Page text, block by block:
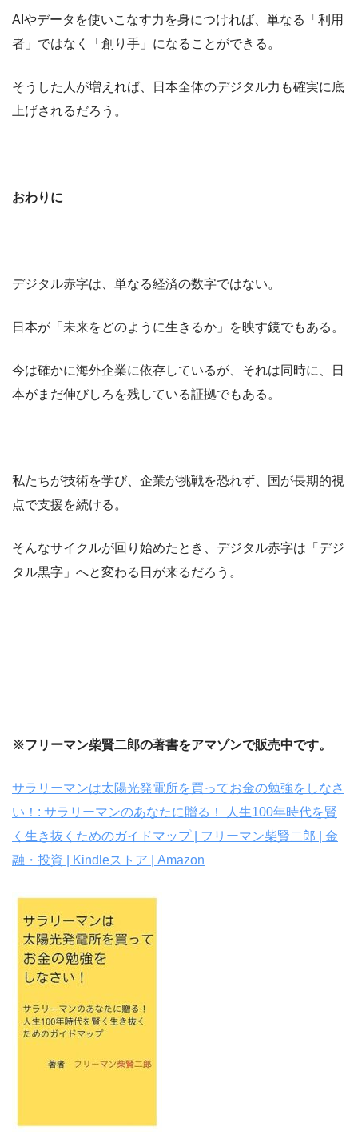
AIやデータを使いこなす力を身につければ、単なる「利用
者」ではなく「創り手」になることができる。
そうした人が増えれば、日本全体のデジタル力も確実に底
上げされるだろう。
おわりに
デジタル赤字は、単なる経済の数字ではない。
日本が「未来をどのように生きるか」を映す鏡でもある。
今は確かに海外企業に依存しているが、それは同時に、日
本がまだ伸びしろを残している証拠でもある。
私たちが技術を学び、企業が挑戦を恐れず、国が長期的視
点で支援を続ける。
そんなサイクルが回り始めたとき、デジタル赤字は「デジ
タル黒字」へと変わる日が来るだろう。
※フリーマン柴賢二郎の著書をアマゾンで販売中です。
サラリーマンは太陽光発電所を買ってお金の勉強をしなさ
い！: サラリーマンのあなたに贈る！ 人生100年時代を賢
く生き抜くためのガイドマップ | フリーマン柴賢二郎 | 金
融・投資 | Kindleストア | Amazon